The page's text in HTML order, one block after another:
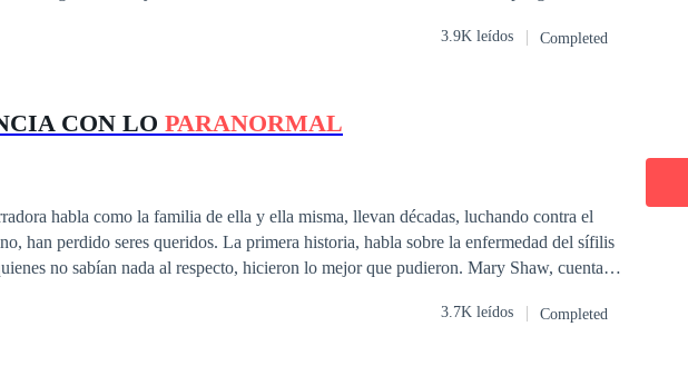
3.9K leídos Completed
CON LO PARANORMAL
habla como la familia de ella y ella misma, llevan décadas, luchando contra el
La primera historia, habla sobre la enfermedad del sífilis
no sabían nada al respecto, hicieron lo mejor que pudieron. Mary Shaw, cuenta
falsas, en contra de Mary; pero en vano y como Mary, se vengó de todas las personas
3.7K leídos Completed